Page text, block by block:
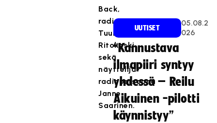
Back,
radiojuontaja
Tuukka
Ritokoski
sekä
näyttelijä-
radiopersoona
Janne
Saarinen.
UUTISET
05.08.2
026
“Kannustava
ilmapiiri syntyy
yhdessä – Reilu
Aikuinen -pilotti
käynnistyy”